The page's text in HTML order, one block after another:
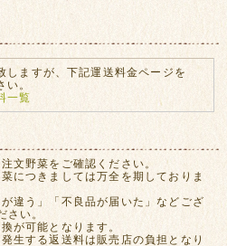
しますが、下記運送料金ページを
い。
一覧
文野菜をご確認ください。
につきましては万全を期しておりま
違う」「不良品が届いた」などござ
さい。
が可能となります。
生する返送料は販売店の負担となり